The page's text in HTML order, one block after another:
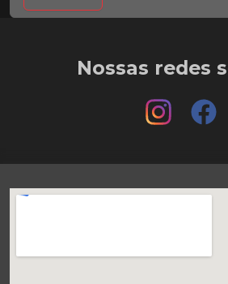
Nossas redes